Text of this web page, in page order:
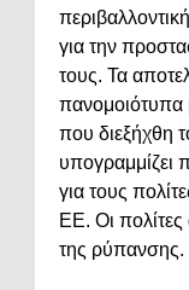
για την
τους. Τα
πανομοιότυπα
που διεξήχθη
υπογραμμίζει
για τους
ΕΕ. Οι
της ρύπανσης.